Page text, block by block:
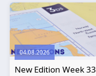
düzenleyici gereklilikleri
ve dijitalleşen
operasyonel ihtiyaçları
doğrultusunda kapsamlı
Dijital Yayınlar ve Uyum
Yönetimi çözümleri
sunmaktadır.
04.08.2026
New Edition Week 33